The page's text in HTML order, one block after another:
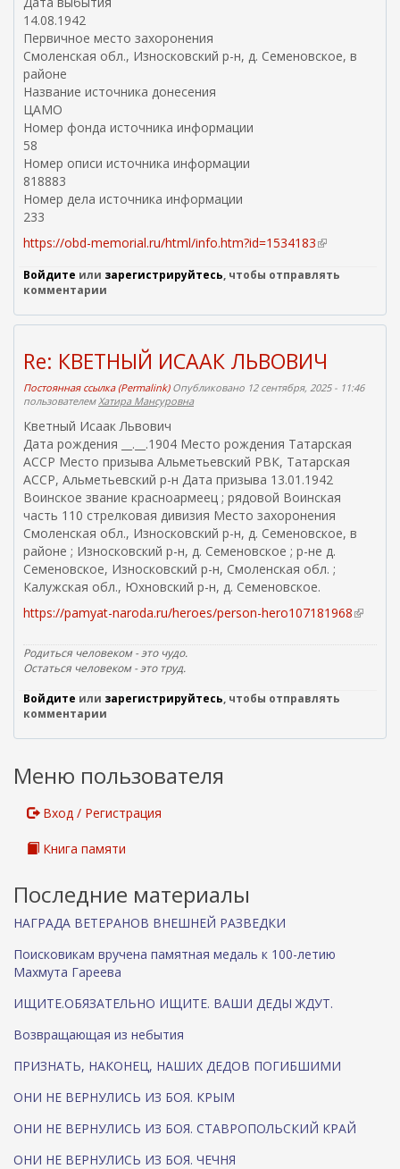
14.08.1942
Первичное место захоронения
Смоленская обл., Износковский р-н, д. Семеновское, в
районе
Название источника донесения
ЦАМО
Номер фонда источника информации
58
Номер описи источника информации
818883
Номер дела источника информации
233
https://obd-memorial.ru/html/info.htm?id=1534183(
н
ш
я
я
с
л
к
а
)
Войдите или зарегистрируйтесь, чтобы отправлять
комментарии
Re: КВЕТНЫЙ ИСААК ЛЬВОВИЧ
Постоянная ссылка (Permalink)Опубликовано 12 сентября, 2025 - 11:46
пользователемХатира Мансуровна
Кветный Исаак Львович
Дата рождения __.__.1904 Место рождения Татарская
АССР Место призыва Альметьевский РВК, Татарская
АССР, Альметьевский р-н Дата призыва 13.01.1942
Воинское звание красноармеец ; рядовой Воинская
часть 110 стрелковая дивизия Место захоронения
Смоленская обл., Износковский р-н, д. Семеновское, в
районе ; Износковский р-н, д. Семеновское ; р-не д.
Семеновское, Износковский р-н, Смоленская обл. ;
Калужская обл., Юхновский р-н, д. Семеновское.
https://pamyat-naroda.ru/heroes/person-hero107181968(
н
я
Родиться человеком - это чудо.
Остаться человеком - это труд.
Войдите или зарегистрируйтесь, чтобы отправлять
комментарии
Меню пользователя
Вход / Регистрация
Книга памяти
Последние материалы
НАГРАДА ВЕТЕРАНОВ ВНЕШНЕЙ РАЗВЕДКИ
Поисковикам вручена памятная медаль к 100-летию
Махмута Гареева
ИЩИТЕ.ОБЯЗАТЕЛЬНО ИЩИТЕ. ВАШИ ДЕДЫ ЖДУТ.
Возвращающая из небытия
ПРИЗНАТЬ, НАКОНЕЦ, НАШИХ ДЕДОВ ПОГИБШИМИ
ОНИ НЕ ВЕРНУЛИСЬ ИЗ БОЯ. КРЫМ
ОНИ НЕ ВЕРНУЛИСЬ ИЗ БОЯ. СТАВРОПОЛЬСКИЙ КРАЙ
ОНИ НЕ ВЕРНУЛИСЬ ИЗ БОЯ. ЧЕЧНЯ